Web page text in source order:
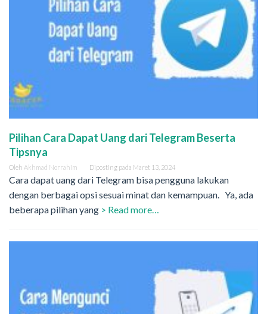
Pilihan Cara Dapat Uang dari Telegram Beserta
Tipsnya
Oleh Akhmad Norrahim Diposting pada Maret 13, 2024
Cara dapat uang dari Telegram bisa pengguna lakukan
dengan berbagai opsi sesuai minat dan kemampuan. Ya, ada
beberapa pilihan yang > Read more…